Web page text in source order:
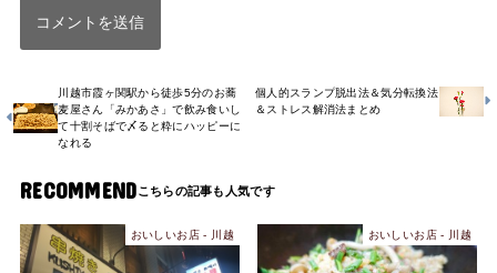
川越市霞ヶ関駅から徒歩5分のお蕎
麦屋さん「みかあさ」で飲み食いし
て十割そばで〆ると粋にハッピーに
なれる
個人的スランプ脱出法＆気分転換法
＆ストレス解消法まとめ
RECOMMEND
おいしいお店 - 川越 おいしいお店 - 川越